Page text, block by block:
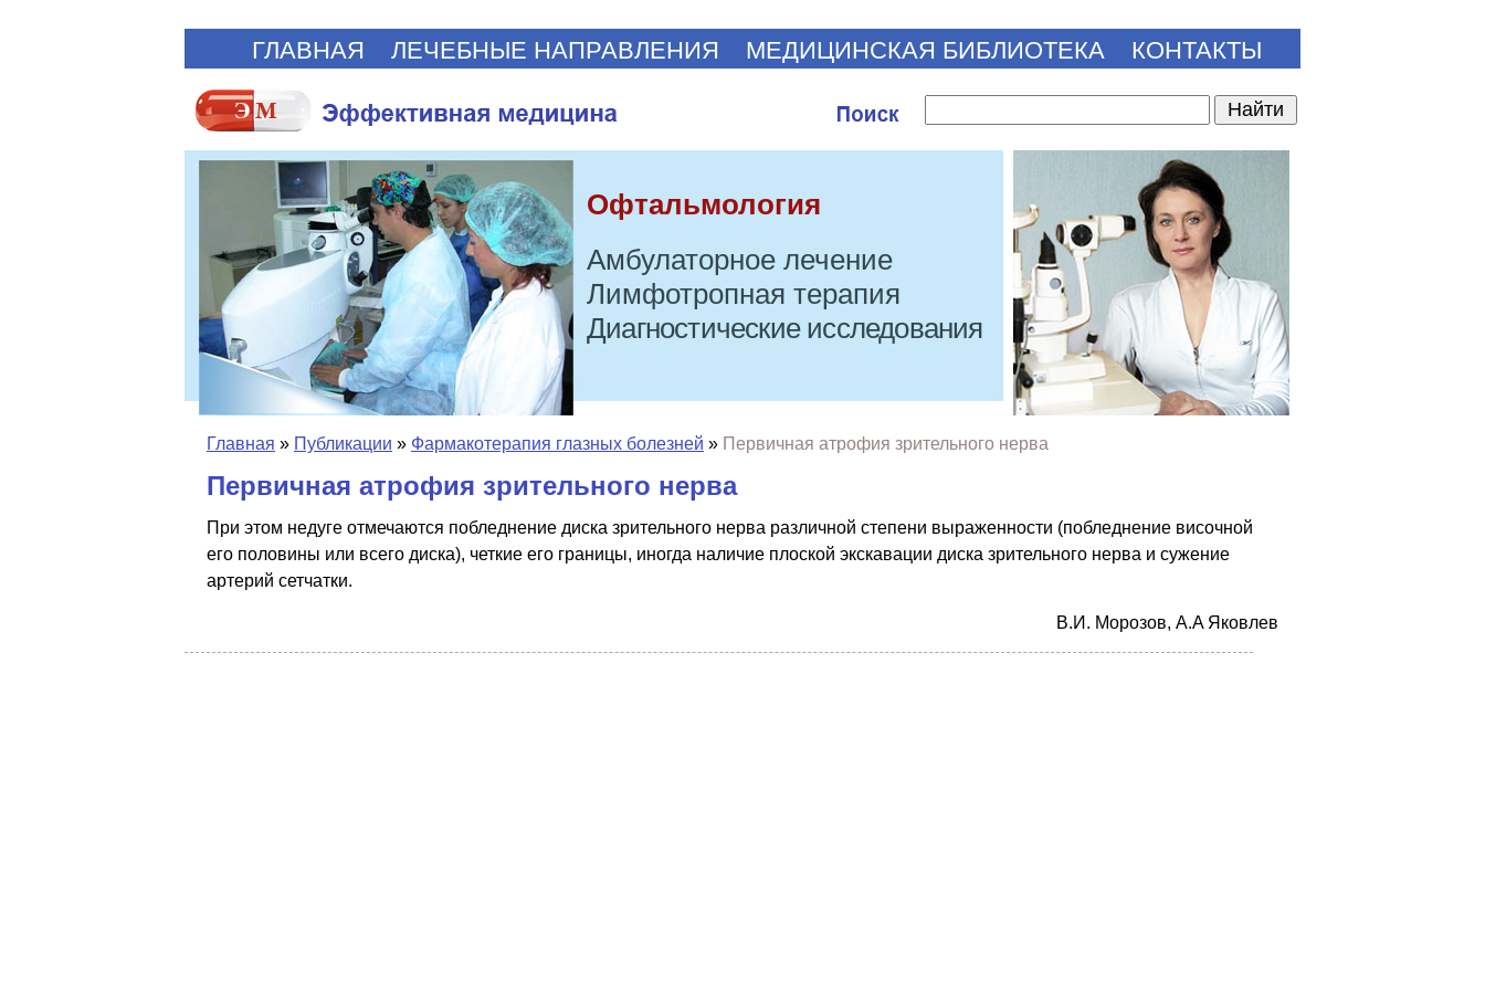
ГЛАВНАЯ ЛЕЧЕБНЫЕ НАПРАВЛЕНИЯ МЕДИЦИНСКАЯ БИБЛИОТЕКА КОНТАКТЫ
Офтальмология
Амбулаторное лечение
Лимфотропная терапия
Диагностические исследования
Главная » Публикации » Фармакотерапия глазных болезней » Первичная атрофия зрительного нерва
Первичная атрофия зрительного нерва
При этом недуге отмечаются побледнение диска зрительного нерва различной степени выраженности (побледнение височной
его половины или всего диска), четкие его границы, иногда наличие плоской экскавации диска зрительного нерва и сужение
артерий сетчатки.
B.И. Mopoзoв, A.A Якoвлев